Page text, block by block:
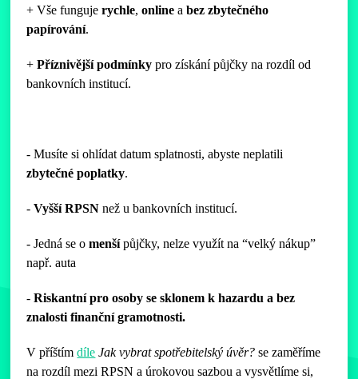
+ Vše fungujerychle,online abez zbytečného
papírování.
+ Příznivější podmínky pro získání půjčky na rozdíl od
bankovních institucí.
- Musíte si ohlídat datum splatnosti, abyste neplatili
zbytečné poplatky.
-Vyšší RPSN než u bankovních institucí.
- Jedná se omenšípůjčky, nelze využít na “velký nákup”
např. auta
-Riskantní pro osoby se sklonem k hazardu a bez
znalosti finanční gramotnosti.
V příštímdíle Jak vybrat spotřebitelský úvěr?se zaměříme
na rozdíl mezi RPSN a úrokovou sazbou a vysvětlíme si,